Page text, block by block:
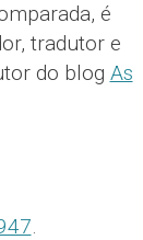
é
tradutor e
do blog As
.